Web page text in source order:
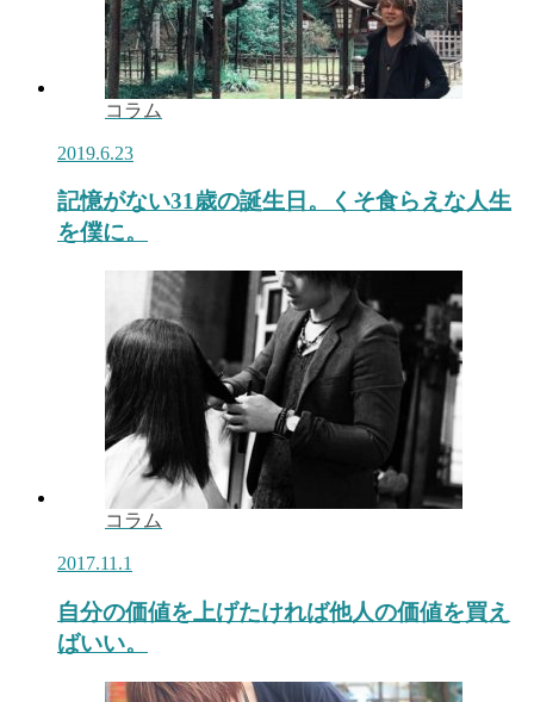
コラム
2019.6.23
記憶がない31歳の誕生日。くそ食らえな人生
を僕に。
コラム
2017.11.1
自分の価値を上げたければ他人の価値を買え
ばいい。